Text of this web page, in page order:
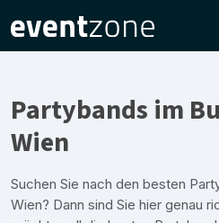
Partybands im
Wien
Suchen Sie nach den besten
Wien? Dann sind Sie hier genau